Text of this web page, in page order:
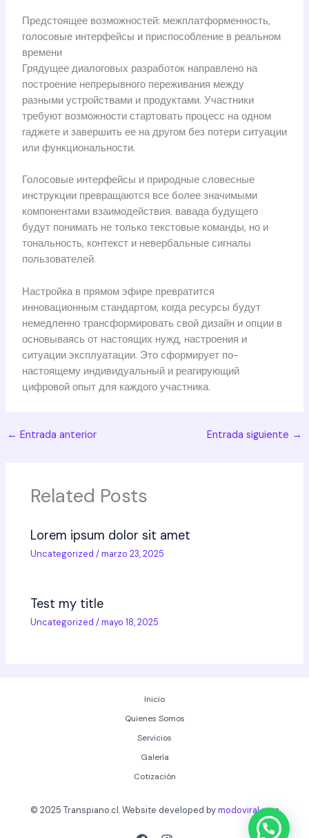
Предстоящее возможностей: межплатформенность,
голосовые интерфейсы и приспособление в реальном
времени
Грядущее диалоговых разработок направлено на
построение непрерывного переживания между
разными устройствами и продуктами. Участники
требуют возможности стартовать процесс на одном
гаджете и завершить ее на другом без потери ситуации
или функциональности.
Голосовые интерфейсы и природные словесные
инструкции превращаются все более значимыми
компонентами взаимодействия. вавада будущего
будут понимать не только текстовые команды, но и
тональность, контекст и невербальные сигналы
пользователей.
Настройка в прямом эфире превратится
инновационным стандартом, когда ресурсы будут
немедленно трансформировать свой дизайн и опции в
основываясь от настоящих нужд, настроения и
ситуации эксплуатации. Это сформирует по-
настоящему индивидуальный и реагирующий
цифровой опыт для каждого участника.
← Entrada anterior Entrada siguiente →
Related Posts
Lorem ipsum dolor sit amet
Uncategorized /marzo 23, 2025
Test my title
Uncategorized /mayo 18, 2025
Inicio
Quienes Somos
Servicios
Galería
Cotización
© 2025 Transpiano.cl. Website developed bymodoviral.com